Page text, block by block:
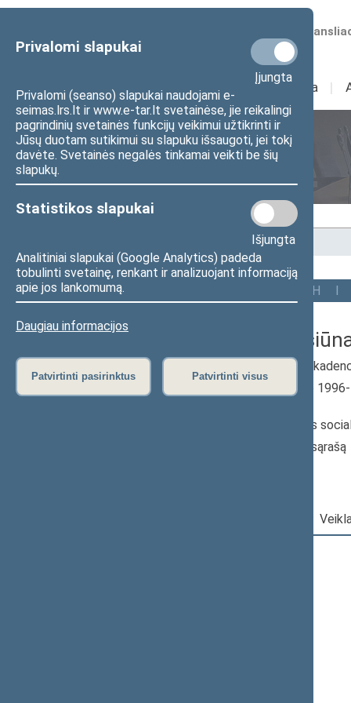
Privalomi slapukai
Įjungta
Privalomi (seanso) slapukai naudojami e-
seimas.lrs.lt ir www.e-tar.lt svetainėse, jie reikalingi
pagrindinių svetainės funkcijų veikimui užtikrinti ir
Jūsų duotam sutikimui su slapuku išsaugoti, jei tokį
davėte. Svetainės negalės tinkamai veikti be šių
slapukų.
Statistikos slapukai
Išjungta
Analitiniai slapukai (Google Analytics) padeda
tobulinti svetainę, renkant ir analizuojant informaciją
apie jos lankomumą.
Daugiau informacijos
Patvirtinti pasirinktus Patvirtinti visus
Numatomos
Sudėtis Veikla I
Seimo nariai
Visi H I
Vida
1996–2000 m.
Seimo narė nuo
Iškėlė: Lietuvos
Išrinkta: Pagal sąrašą